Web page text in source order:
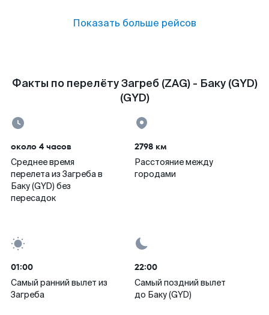
Показать больше рейсов
Факты по перелёту Загреб (ZAG) - Баку (GYD)
(GYD)
около 4 часов
Среднее время
перелета из Загреба в
Баку (GYD) без
пересадок
2798 км
Расстояние между
городами
01:00
Самый ранний вылет из
Загреба
22:00
Самый поздний вылет
до Баку (GYD)